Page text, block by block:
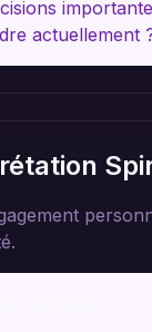
actuellement